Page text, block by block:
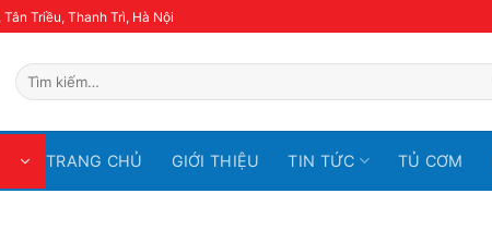
Triều, Thanh Trì, Hà Nội
Tìm
kiếm:
TRANG CHỦ GIỚI THIỆU TIN TỨC TỦ CƠM